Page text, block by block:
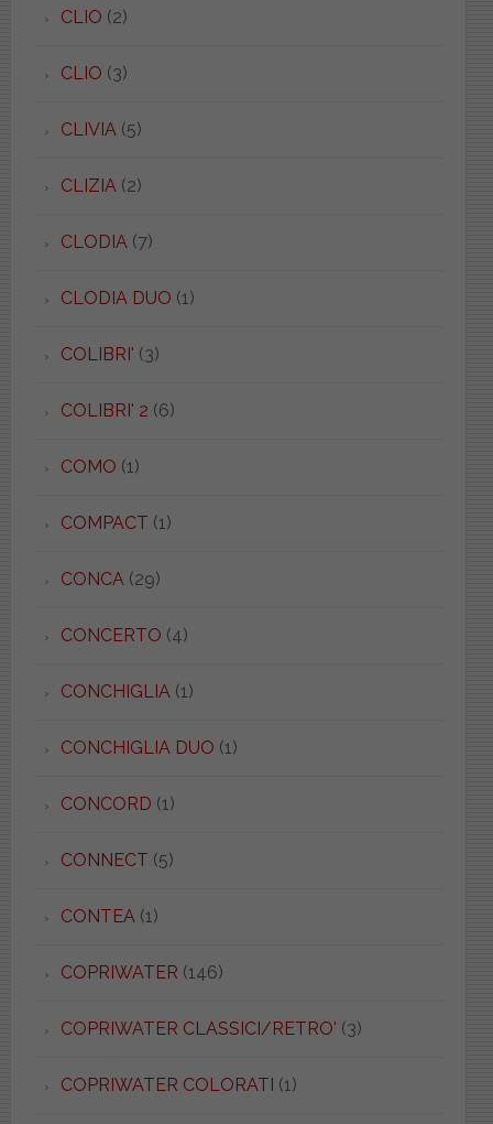
CLIO (2)
CLIO (3)
CLIVIA (5)
CLIZIA (2)
CLODIA (7)
CLODIA DUO (1)
COLIBRI' (3)
COLIBRI' 2 (6)
COMO (1)
COMPACT (1)
CONCA (29)
CONCERTO (4)
CONCHIGLIA (1)
CONCHIGLIA DUO (1)
CONCORD (1)
CONNECT (5)
CONTEA (1)
COPRIWATER (146)
COPRIWATER CLASSICI/RETRO' (3)
COPRIWATER COLORATI (1)